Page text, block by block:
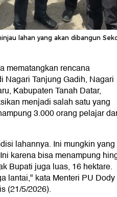
lahan yang akan dibangun
mematangkan rencana
Nagari Tanjung Gadih, Nagari
Kabupaten Tanah Datar,
menjadi salah satu yang
3.000 orang pelajar
lahannya. Ini mungkin yang
karena bisa menampung
Bupati juga luas, 16 hektare.
lantai," kata Menteri PU Dody
(21/5/2026).